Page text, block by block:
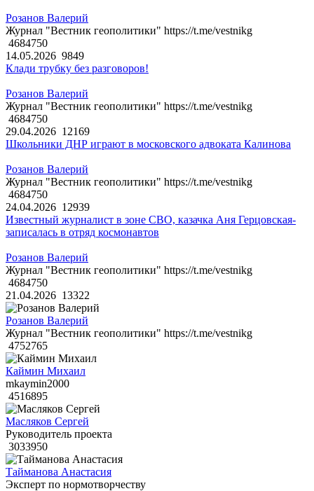
Розанов Валерий
Журнал "Вестник геополитики" https://t.me/vestnikg
4684750
14.05.2026 9849
Клади трубку без разговоров!
Розанов Валерий
Журнал "Вестник геополитики" https://t.me/vestnikg
4684750
29.04.2026 12169
Школьники ДНР играют в московского адвоката Калинова
Розанов Валерий
Журнал "Вестник геополитики" https://t.me/vestnikg
4684750
24.04.2026 12939
Известный журналист в зоне СВО, казачка Аня Герцовская-
записалась в отряд космонавтов
Розанов Валерий
Журнал "Вестник геополитики" https://t.me/vestnikg
4684750
21.04.2026 13322
Розанов Валерий
Журнал "Вестник геополитики" https://t.me/vestnikg
4752765
Каймин Михаил
mkaymin2000
4516895
Масляков Сергей
Руководитель проекта
3033950
Тайманова Анастасия
Эксперт по нормотворчеству